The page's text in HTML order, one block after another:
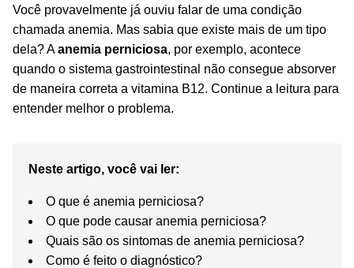
Você provavelmente já ouviu falar de uma condição
chamada anemia. Mas sabia que existe mais de um tipo
dela? Aanemia perniciosa, por exemplo, acontece
quando o sistema gastrointestinal não consegue absorver
de maneira correta a vitamina B12. Continue a leitura para
entender melhor o problema.
Neste artigo, você vai ler:
O que é anemia perniciosa?
O que pode causar anemia perniciosa?
Quais são os sintomas de anemia perniciosa?
Como é feito o diagnóstico?